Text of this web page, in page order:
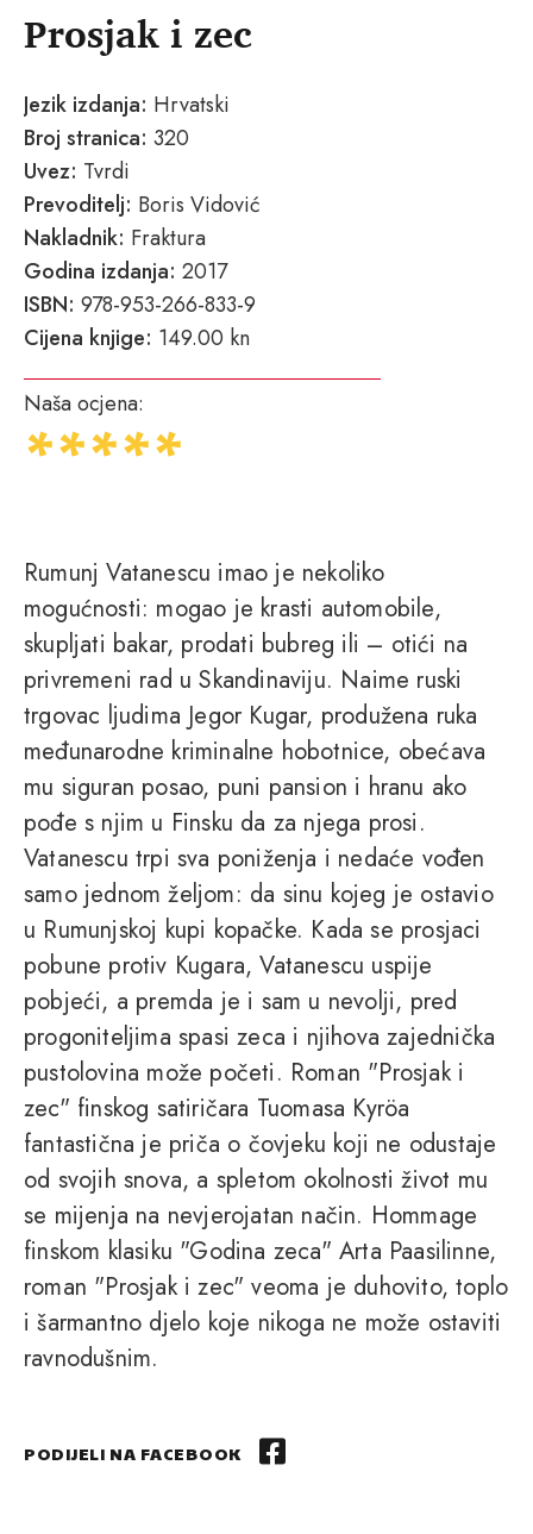
Prosjak i zec
Jezik izdanja: Hrvatski
Broj stranica: 320
Uvez: Tvrdi
Prevoditelj: Boris Vidović
Nakladnik: Fraktura
Godina izdanja: 2017
ISBN: 978-953-266-833-9
Cijena knjige: 149.00 kn
Naša ocjena:
Rumunj Vatanescu imao je nekoliko
mogućnosti: mogao je krasti automobile,
skupljati bakar, prodati bubreg ili – otići na
privremeni rad u Skandinaviju. Naime ruski
trgovac ljudima Jegor Kugar, produžena ruka
međunarodne kriminalne hobotnice, obećava
mu siguran posao, puni pansion i hranu ako
pođe s njim u Finsku da za njega prosi.
Vatanescu trpi sva poniženja i nedaće vođen
samo jednom željom: da sinu kojeg je ostavio
u Rumunjskoj kupi kopačke. Kada se prosjaci
pobune protiv Kugara, Vatanescu uspije
pobjeći, a premda je i sam u nevolji, pred
progoniteljima spasi zeca i njihova zajednička
pustolovina može početi. Roman "Prosjak i
zec" finskog satiričara Tuomasa Kyröa
fantastična je priča o čovjeku koji ne odustaje
od svojih snova, a spletom okolnosti život mu
se mijenja na nevjerojatan način. Hommage
finskom klasiku "Godina zeca" Arta Paasilinne,
roman "Prosjak i zec" veoma je duhovito, toplo
i šarmantno djelo koje nikoga ne može ostaviti
ravnodušnim.
PODIJELI NA FACEBOOK